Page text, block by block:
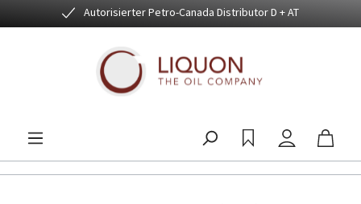
Zum Hauptinhalt springenAutorisierter Petro-Canada Distributor D + AT